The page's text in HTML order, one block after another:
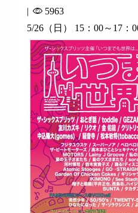
|
5963
5/26（日） 15：00～17：